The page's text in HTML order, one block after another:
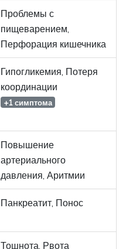
Проблемы с
пищеварением,
Перфорация кишечника
Гипогликемия, Потеря
координации
+1 симптома
Повышение
артериального
давления, Аритмии
Панкреатит, Понос
Тошнота, Рвота